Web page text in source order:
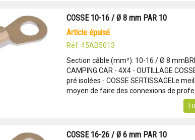
COSSE 10-16 / Ø 8 mm PAR 10
article épuisé
Réf: 45AB5013
Section câble (mm²): 10-16 / Ø 8
CAMPING CAR - 4X4 - OUTILLAGE
pré isolées - COSSE SERTISSAGELe
moyen de faire des connexions de profe...
COSSE 16-26 / Ø 6 mm PAR 10